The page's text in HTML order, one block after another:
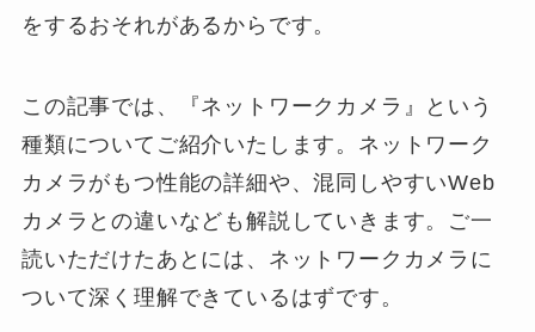
をするおそれがあるからです。
この記事では、『ネットワークカメラ』という
種類についてご紹介いたします。ネットワーク
カメラがもつ性能の詳細や、混同しやすいWeb
カメラとの違いなども解説していきます。ご一
読いただけたあとには、ネットワークカメラに
ついて深く理解できているはずです。